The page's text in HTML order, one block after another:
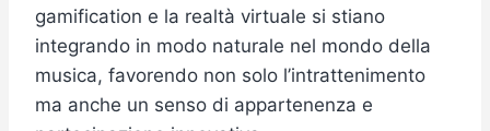
gamification e la realtà virtuale si stiano
integrando in modo naturale nel mondo della
musica, favorendo non solo l’intrattenimento
ma anche un senso di appartenenza e